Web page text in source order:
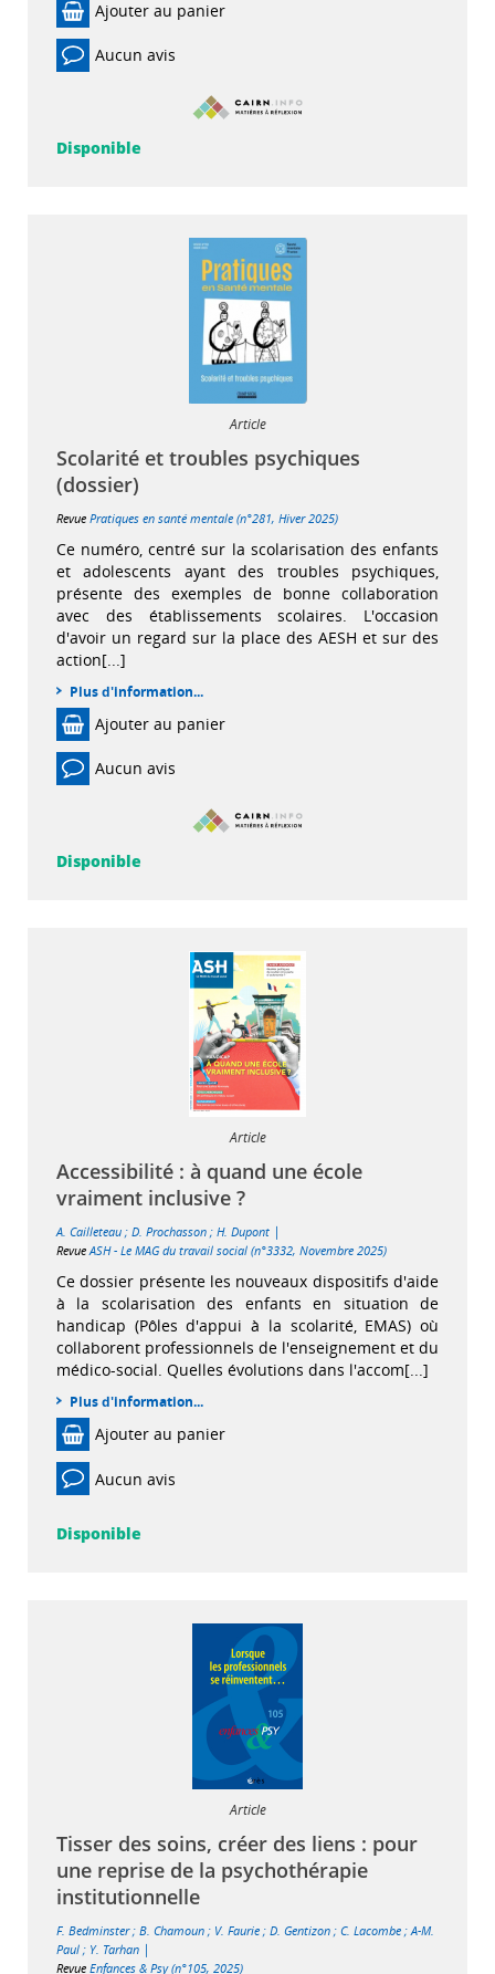
Ajouter au panier
Aucun avis
Disponible
Article
Scolarité et troubles psychiques
(dossier)
Revue Pratiques en santé mentale (n°281, Hiver 2025)
Ce numéro, centré sur la scolarisation des enfants
et adolescents ayant des troubles psychiques,
présente des exemples de bonne collaboration
avec des établissements scolaires. L'occasion
d'avoir un regard sur la place des AESH et sur des
action[...]
Plus d'information...
Ajouter au panier
Aucun avis
Disponible
Article
Accessibilité : à quand une école
vraiment inclusive ?
A. Cailleteau ; D. Prochasson ; H. Dupont |
Revue ASH - Le MAG du travail social (n°3332, Novembre 2025)
Ce dossier présente les nouveaux dispositifs d'aide
à la scolarisation des enfants en situation de
handicap (Pôles d'appui à la scolarité, EMAS) où
collaborent professionnels de l'enseignement et du
médico-social. Quelles évolutions dans l'accom[...]
Plus d'information...
Ajouter au panier
Aucun avis
Disponible
Article
Tisser des soins, créer des liens : pour
une reprise de la psychothérapie
institutionnelle
F. Bedminster; B. Chamoun ; V. Faurie ; D. Gentizon ; C. Lacombe ;A-M.
Paul ; Y. Tarhan |
Revue Enfances & Psy (n°105, 2025)